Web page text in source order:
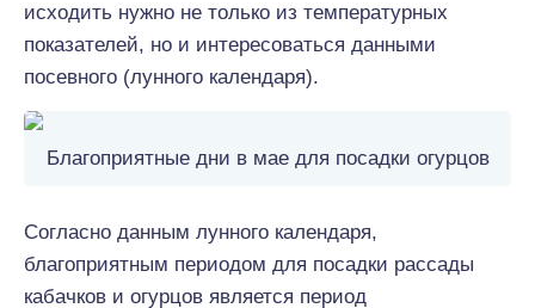
исходить нужно не только из температурных
показателей, но и интересоваться данными
посевного (лунного календаря).
Благоприятные дни в мае для посадки огурцов
Согласно данным лунного календаря,
благоприятным периодом для посадки рассады
кабачков и огурцов является период